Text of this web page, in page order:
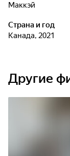
Маккэй
Страна и год
Канада, 2021
Другие